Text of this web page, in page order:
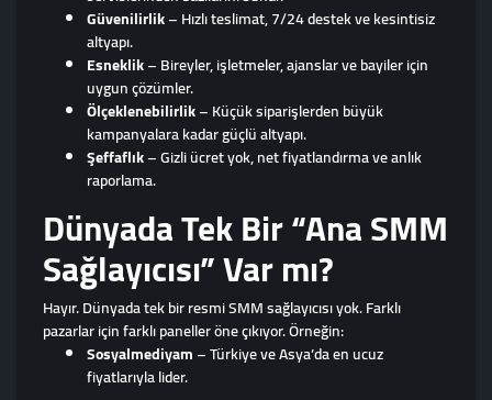
Güvenilirlik– Hızlı teslimat, 7/24 destek ve kesintisiz
altyapı.
Esneklik– Bireyler, işletmeler, ajanslar ve bayiler için
uygun çözümler.
Ölçeklenebilirlik– Küçük siparişlerden büyük
kampanyalara kadar güçlü altyapı.
Şeffaflık– Gizli ücret yok, net fiyatlandırma ve anlık
raporlama.
Dünyada Tek Bir “Ana SMM
Sağlayıcısı” Var mı?
Hayır. Dünyada tek bir resmi SMM sağlayıcısı yok. Farklı
pazarlar için farklı paneller öne çıkıyor. Örneğin:
Sosyalmediyam– Türkiye ve Asya’da en ucuz
fiyatlarıyla lider.